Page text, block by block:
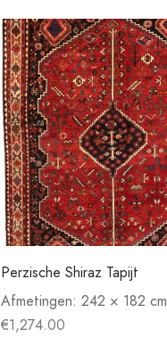
Perzische Shiraz Tapijt
Afmetingen: 242 × 182 cm
€1,274.00